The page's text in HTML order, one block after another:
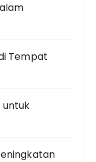
Tempat
untuk